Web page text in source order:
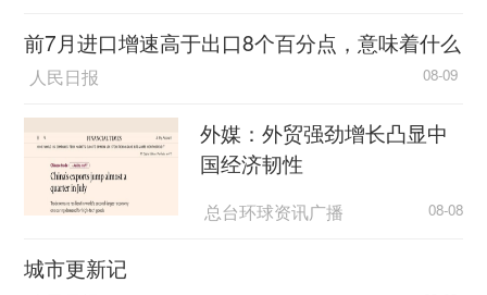
前7月进口增速高于出口8个百分点，意味着什么
人民日报 08-09
外媒：外贸强劲增长凸显中
国经济韧性
总台环球资讯广播 08-08
城市更新记